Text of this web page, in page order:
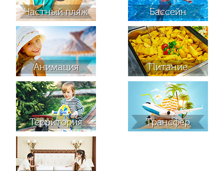
Частный пляж Бассейн
Анимация Питание
Территория Трансфер